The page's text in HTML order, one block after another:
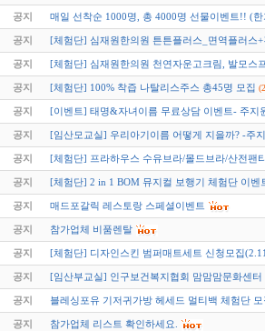
공지 매일 선착순 1000명, 총 4000명 선물이벤트!! (
공지 [체험단] 심재원한의원 튼튼플러스_면역플러스
공지 [체험단] 심재원한의원 천연자운고크림, 발모스
공지 [체험단] 100% 착즙 나탈리스주스 총45명 모집
공지 [이벤트] 태명&자녀이름 무료상담 이벤트- 주지
공지 [임산모교실] 우리아기이름 어떻게 지을까? -주
공지 [체험단] 프라하우스 수유브라/몰드브라/산전팬
공지 [체험단] 2 in 1 BOM 뮤지컬 보행기 체험단 이벤
공지 매드포갈릭 레스토랑 스페셜이벤트
공지 참가업체 비품렌탈
공지 [체험단] 디자인스킨 범퍼매트세트 신청모집
공지 [임산부교실] 인구보건복지협회 맘맘맘문화센터
공지 블레싱포유 기저귀가방 헤세드 멀티백 체험단
공지 참가업체 리스트 확인하세요.